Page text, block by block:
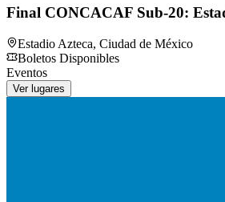
Final CONCACAF Sub-20:
Estadio Azteca, Ciudad de México
Boletos Disponibles
Eventos
Ver lugares